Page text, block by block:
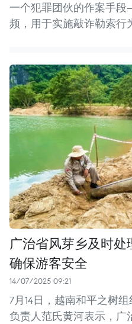
一个犯罪团伙的作案手
频，用于实施敲诈勒索行
广治省风芽乡及时
确保游客安全
14/07/2025 09:21
7月14日，越南和平之树组
负责人范氏黄河表示，广